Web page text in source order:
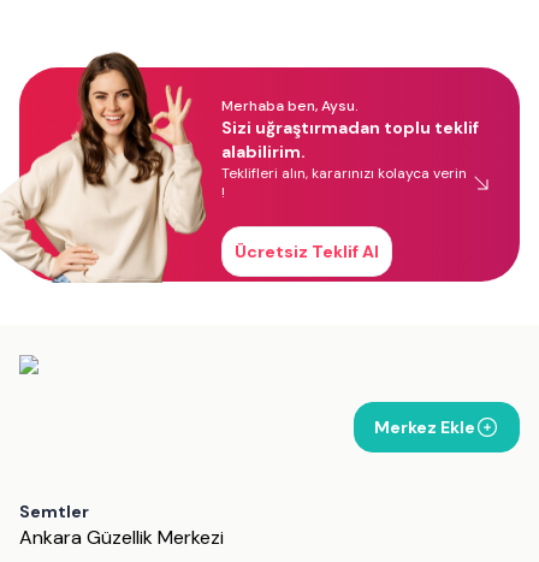
Merhaba ben, Aysu.
Sizi uğraştırmadan toplu teklif
alabilirim.
Teklifleri alın, kararınızı kolayca verin
!
Ücretsiz Teklif Al
Merkez Ekle
Semtler
Ankara Güzellik Merkezi